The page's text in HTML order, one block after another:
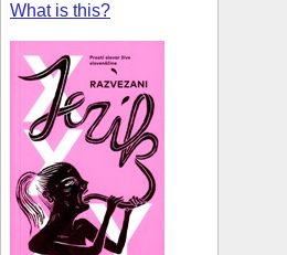
What is this?